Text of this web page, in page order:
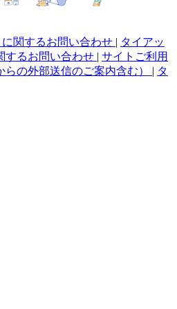
関するお問い合わせ | タイアッ
するお問い合わせ | サイトご利用
の外部送信のご案内含む） | タ